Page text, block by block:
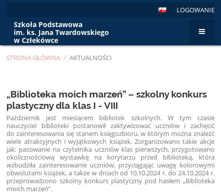
LOGOWANIE
Szkoła Podstawowa
im. ks. Jana Twardowskiego
w Człekówce
STRONA GŁÓWNA / AKTUALNOŚCI
„Biblioteka moich marzeń” – szkolny konkurs
plastyczny dla klas I - VIII
Październik jest miesiącem bibliotek szkolnych. W tym czasie
nauczyciel biblioteki postanowił zaktywizować uczniów i zachęcić
do zainteresowania się stanem księgozbioru, w którym można znaleźć
wiele atrakcyjnych i wyjątkowych książek. Zorganizowano takie akcje
jak: pasowanie na czytelnika uczniów klas pierwszych, przygotowano
okolicznościową wystawkę na korytarzu przed biblioteką, która
wzbudziła zainteresowanie uczniów, przyciągając uwagę kolorowymi
obwolutami książek, a także w dniach od 10.10.2024 r. do 24.10.2024 r.
przeprowadzono szkolny konkurs plastyczny pod hasłem „Biblioteka
moich marzeń”.